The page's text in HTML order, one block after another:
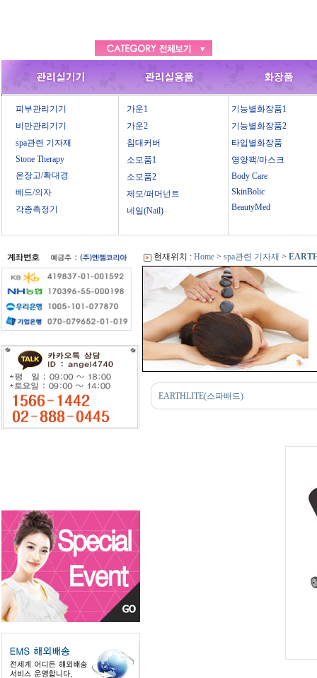
피부관리기기
비만관리기기
spa관련 기자재
Stone Therapy
온장고/확대경
베드/의자
각종측정기
가운1
가운2
침대커버
소모품1
소모품2
제모/퍼머넌트
네일(Nail)
기능별화장품1
기능별화장품2
타입별화장품
영양팩/마스크
Body Care
SkinBolic
BeautyMed
현재위치 : Home > spa관련 기자재 >
EARTHLITE(스파배드)